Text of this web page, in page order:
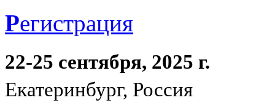
Регистрация
22-25 сентября, 2025 г.
Екатеринбург, Россия